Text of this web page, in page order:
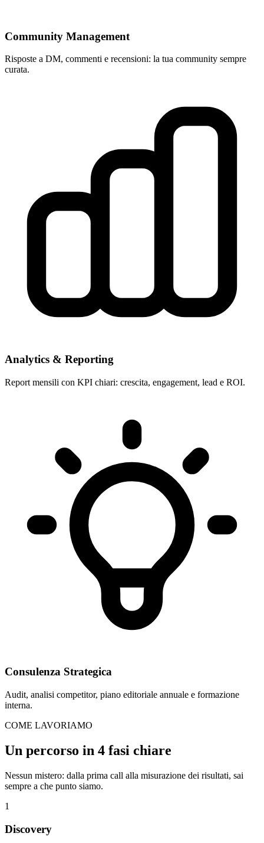
Community Management
Risposte a DM, commenti e recensioni: la tua community sempre
curata.
Analytics & Reporting
Report mensili con KPI chiari: crescita, engagement, lead e ROI.
Consulenza Strategica
Audit, analisi competitor, piano editoriale annuale e formazione
interna.
COME LAVORIAMO
Un percorso in 4 fasi chiare
Nessun mistero: dalla prima call alla misurazione dei risultati, sai
sempre a che punto siamo.
1
Discovery